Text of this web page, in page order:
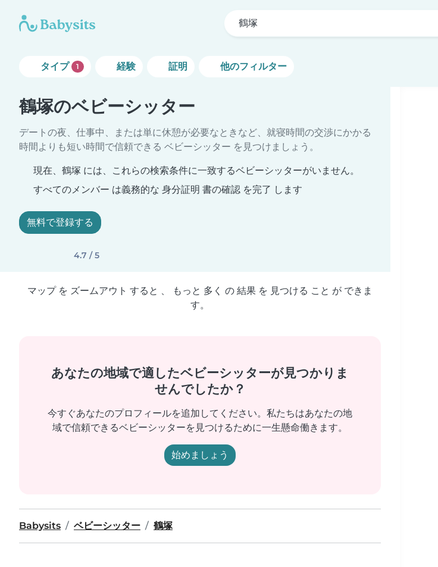
鶴塚
タイプ 1 経験 証明 他のフィルター
鶴塚のベビーシッター
デートの夜、仕事中、または単に休憩が必要なときなど、就寝時間の交渉にかかる
時間よりも短い時間で信頼できる ベビーシッター を見つけましょう。
現在、鶴塚 には、これらの検索条件に一致するベビーシッターがいません。
すべてのメンバー は義務的な 身分証明 書の確認 を完了 します
無料で登録する
4.7 / 5
マップ を ズームアウト すると 、 もっと 多く の 結果 を 見つける こと が できま
す。
あなたの地域で適したベビーシッターが見つかりま
せんでしたか？
今すぐあなたのプロフィールを追加してください。私たちはあなたの地
域で信頼できるベビーシッターを見つけるために一生懸命働きます。
始めましょう
Babysits ベビーシッター 鶴塚